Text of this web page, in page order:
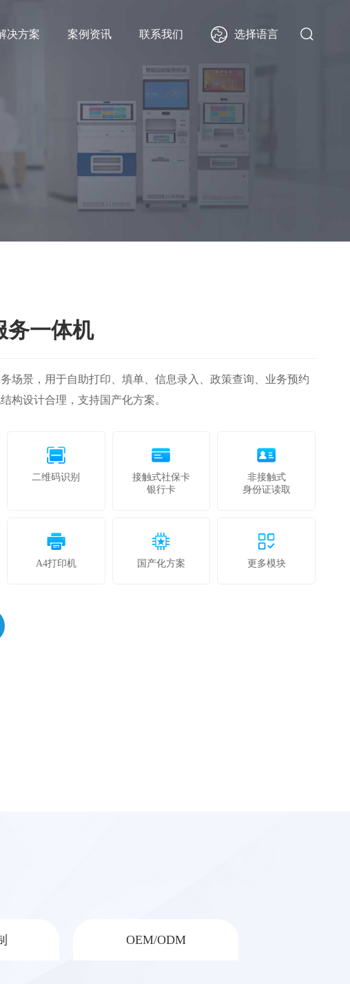
决方案 案例资讯 联系我们 选择语言
务一体机
场景，用于自助打印、填单、信息录入、政策查询、业务预约
构设计合理，支持国产化方案。
二维码识别
接触式社保卡
银行卡
非接触式
身份证读取
A4打印机 国产化方案 更多模块
OEM/ODM